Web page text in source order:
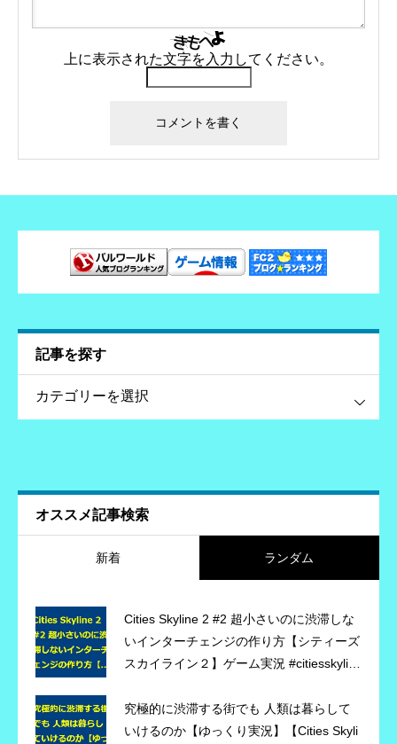
上に表示された文字を入力してください。
記事を探す
オススメ記事検索
新着 ランダム
Cities Skyline 2 #2 超小さいのに渋滞しな
いインターチェンジの作り方【シティーズ
スカイライン２】ゲーム実況 #citiesskylin
究極的に渋滞する街でも 人類は暮らして
いけるのか【ゆっくり実況】【Cities Skyli